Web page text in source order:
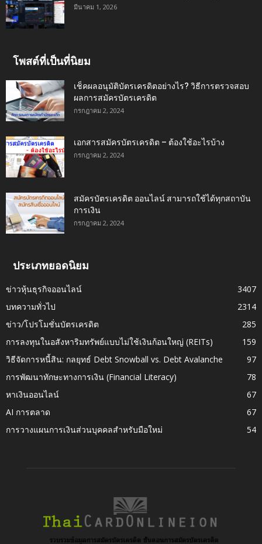
มีนาคม 1, 2026
โพสต์ที่เป็นที่นิยม
เช็คผลอนุมัติบัตรเครดิตอย่างไร? วิธีการตรวจสอบ
ผลการสมัครบัตรเครดิต
กรกฎาคม 2, 2024
เอกสารสมัครบัตรเครดิต – ต้องใช้อะไรบ้าง
กรกฎาคม 2, 2024
สมัครบัตรเครดิต ออนไลน์ สามารถใช้ได้ทุกสถาบัน
การเงิน
กรกฎาคม 2, 2024
ประเภทยอดนิยม
ข่าวหุ้นธุรกิจออนไลน์
3407
บทความทั่วไป
2314
ข่าว/โปรโมชั่นบัตรเครดิต
285
การลงทุนในอสังหาริมทรัพย์แบบไม่ใช้เงินก้อนใหญ่ (REITs)
159
วิธีจัดการหนี้สิน: กลยุทธ์ Debt Snowball vs. Debt Avalanche
97
การพัฒนาทักษะทางการเงิน (Financial Literacy)
78
หาเงินออนไลน์
67
AI การตลาด
67
การวางแผนการเงินส่วนบุคคลสำหรับมือใหม่
54